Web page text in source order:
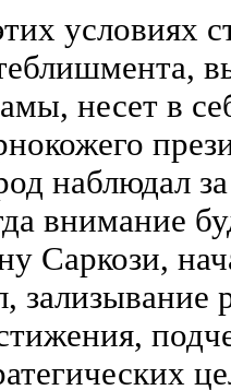
условиях
несет в
наблюдал
внимание
Саркози,
зализывание